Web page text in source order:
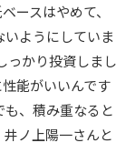
ースはやめて、
ようにしていま
っかり投資しまし
能がいいんです
、積み重なると
ノ上陽一さんと